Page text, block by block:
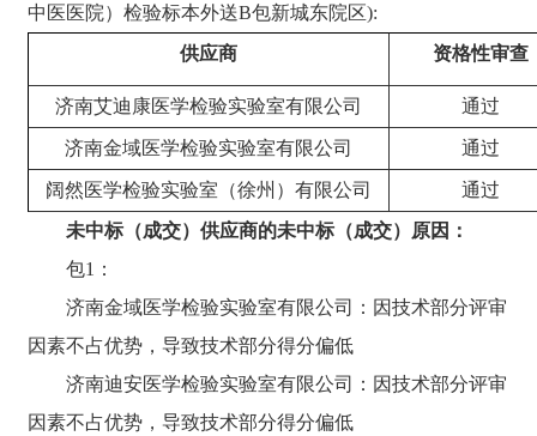
中医医院）检验标本外送B包新城东院区):
供应商 资格性审查
济南艾迪康医学检验实验室有限公司 通过
济南金域医学检验实验室有限公司 通过
阔然医学检验实验室（徐州）有限公司
通过
未中标（成交）供应商的未中标（成交）原因：
包1：
济南金域医学检验实验室有限公司：因技术部分评审
因素不占优势，导致技术部分得分偏低
济南迪安医学检验实验室有限公司：因技术部分评审
因素不占优势，导致技术部分得分偏低